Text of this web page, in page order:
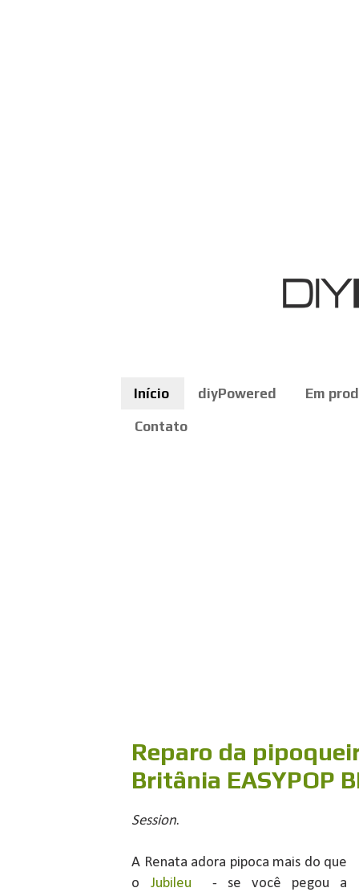
Início diyPowered Em
Contato
Reparo da
Britânia EASYPOP
Session.
A Renata adora pipoca mais do que
o Jubileu - se você pegou a